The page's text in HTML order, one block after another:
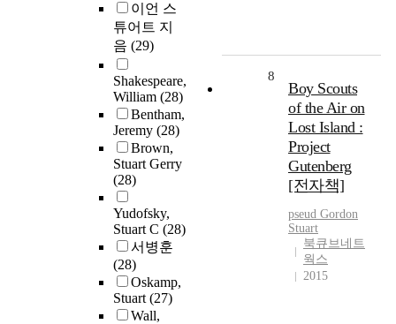
이언 스
튜어트 지
음 (29)
Shakespeare,
William (28)
Bentham,
Jeremy (28)
Brown,
Stuart Gerry
(28)
Yudofsky,
Stuart C (28)
서병훈
(28)
Oskamp,
Stuart(27)
Wall,
8
Boy Scouts
of the Air on
Lost Island :
Project
Gutenberg
[전자책]
pseud Gordon
Stuart
북큐브네트
웍스
2015